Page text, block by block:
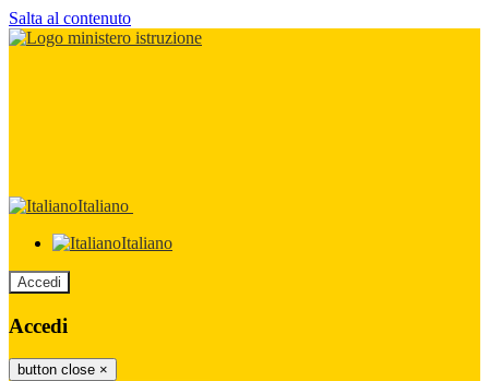
Salta al contenuto
Italiano
Italiano
Accedi
Accedi
button close ×